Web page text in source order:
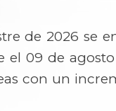
de 2026 se
09 de
con un